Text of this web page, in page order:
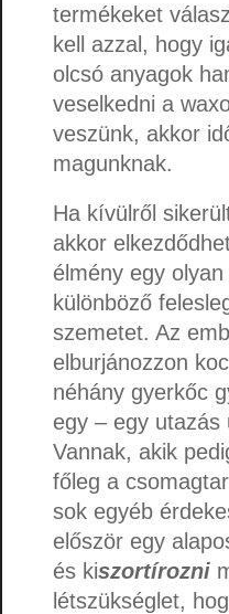
termékeket
kell azzal, hogy
olcsó anyagok
veselkedni a
veszünk, akkor
magunknak.
Ha kívülről
akkor
élmény egy
különböző
szemetet. Az
elburjánozzon
néhány gyerkőc
egy – egy
Vannak, akik
főleg a
sok egyéb
először egy
és kiszortírozni
létszükséglet,